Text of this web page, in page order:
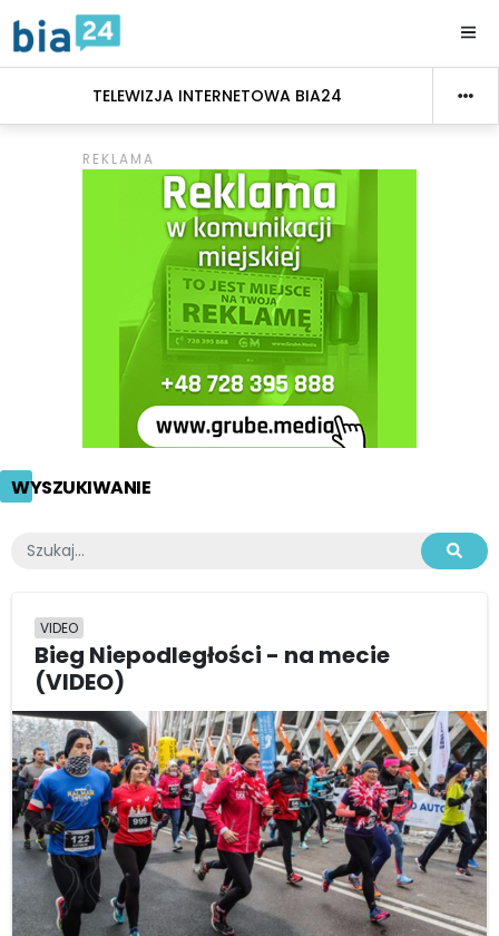
TELEWIZJA INTERNETOWA BIA24
WYSZUKIWANIE
VIDEO
Bieg Niepodległości - na mecie
(VIDEO)